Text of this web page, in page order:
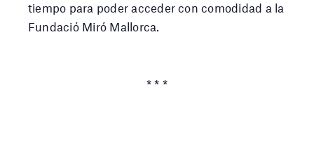
tiempo para poder acceder con comodidad a la
Fundació Miró Mallorca.
* * *